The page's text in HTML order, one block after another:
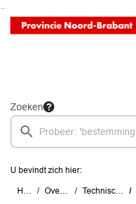
Ga naar de inhoud van deze pagina
Ga naar het zoeken
Ga naar het menu
Zoeken
U bevindt zich hier:
Home Overzichten Technische vragen